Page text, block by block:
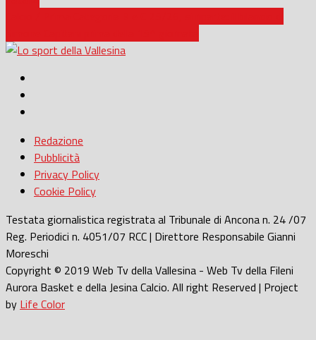
Redazione
Pubblicità
Privacy Policy
Cookie Policy
Testata giornalistica registrata al Tribunale di Ancona n. 24 /07
Reg. Periodici n. 4051/07 RCC | Direttore Responsabile Gianni
Moreschi
Copyright © 2019 Web Tv della Vallesina - Web Tv della Fileni
Aurora Basket e della Jesina Calcio. All right Reserved | Project
by Life Color